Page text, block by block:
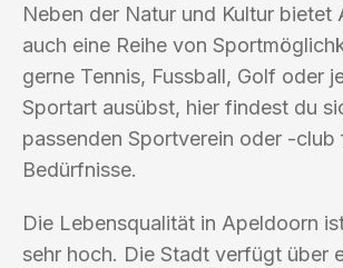
Neben der Natur und Kultur bietet
auch eine Reihe von
gerne Tennis, Fussball, Golf oder
Sportart ausübst, hier findest du
passenden Sportverein oder -club
Bedürfnisse.
Die Lebensqualität in Apeldoorn
sehr hoch. Die Stadt verfügt über